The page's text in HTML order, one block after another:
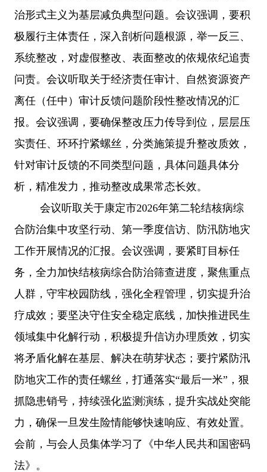
治形式主义为基层减负典型问题。会议强调，要积
极履行主体责任，深入剖析问题根源，举一反三、
系统整改，对虚假整改、表面整改的依规依纪追责
问责。会议听取关于经济责任审计、自然资源资产
离任（任中）审计反馈问题阶段性整改情况的汇
报。会议强调，要确保整改压力传导到位，层层压
实责任、环环拧紧螺丝，分类施策提升整改质效，
针对审计反馈的不同类型问题，具体问题具体分
析，精准发力，推动整改成果常态长效。
会议听取关于康定市2026年第二轮结核病综
合防治集中攻坚行动、第一季度信访、防汛防地灾
工作开展情况的汇报。会议强调，要紧盯目标任
务，全力加快结核病综合防治筛查进度，聚焦重点
人群，守牢校园防线，强化全程管理，切实提升治
疗成效；要坚决守住安全稳定底线，加快推进民生
领域集中化解行动，积极提升信访办理质效，切实
将矛盾化解在基层、解决在萌芽状态；要拧紧防汛
防地灾工作的责任螺丝，打通落实“最后一米”，狠
抓隐患销号，持续强化监测演练，提升实战处突能
力，确保一旦发生险情能够快速响应、有效处置。
会前，与会人员集体学习了《中华人民共和国密码
法》。